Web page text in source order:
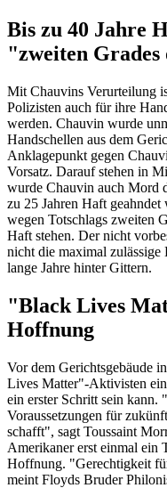
Bis zu 40 Jahre
"zweiten Grades
Mit Chauvins Verurteilung
Polizisten auch für ihre
werden. Chauvin wurde
Handschellen aus dem
Anklagepunkt gegen
Vorsatz. Darauf stehen in
wurde Chauvin auch Mord
zu 25 Jahren Haft
wegen Totschlags zweiten
Haft stehen. Der nicht
nicht die maximal zulässige
lange Jahre hinter Gittern.
"Black Lives
Hoffnung
Vor dem Gerichtsgebäude
Lives Matter"-Aktivisten
ein erster Schritt sein kann.
Voraussetzungen für
schafft", sagt Toussaint
Amerikaner erst einmal ein
Hoffnung. "Gerechtigkeit
meint Floyds Bruder